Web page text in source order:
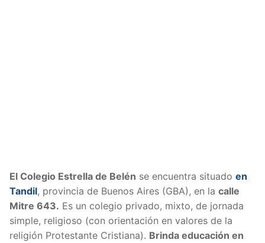
El Colegio Estrella de Belén se encuentra situado en
Tandil, provincia de Buenos Aires (GBA), en la calle
Mitre 643. Es un colegio privado, mixto, de jornada
simple, religioso (con orientación en valores de la
religión Protestante Cristiana). Brinda educación en